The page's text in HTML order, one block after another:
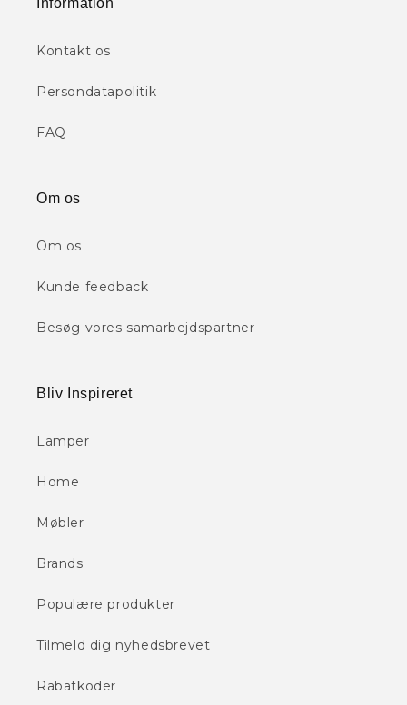
Information
Kontakt os
Persondatapolitik
FAQ
Om os
Om os
Kunde feedback
Besøg vores samarbejdspartner
Bliv Inspireret
Lamper
Home
Møbler
Brands
Populære produkter
Tilmeld dig nyhedsbrevet
Rabatkoder